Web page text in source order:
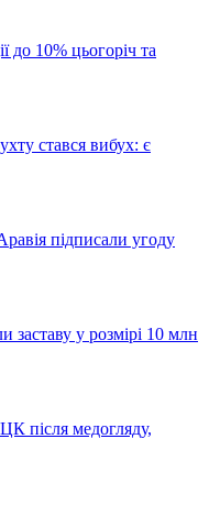
до 10% цьогоріч та
стався вибух: є
підписали угоду
заставу у розмірі 10 млн
після медогляду,